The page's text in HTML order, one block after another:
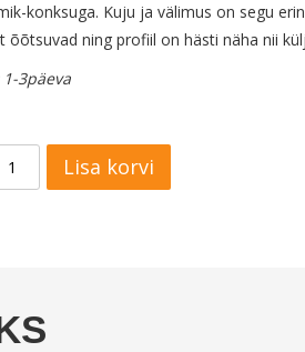
konksuga. Kuju ja välimus on segu
õõtsuvad ning profiil on hästi näha nii
3päeva
Lisa korvi